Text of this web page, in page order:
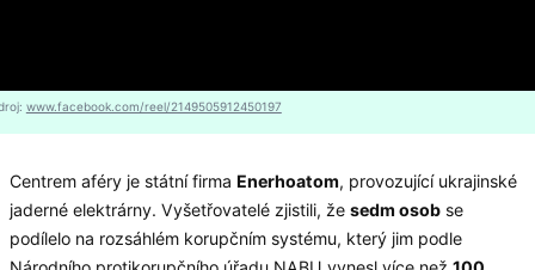
www.facebook.com/reel/2149505912450197
Centrem aféry je státní firma Enerhoatom, provozující ukrajinské
jaderné elektrárny. Vyšetřovatelé zjistili, že sedm osob se
podílelo na rozsáhlém korupčním systému, který jim podle